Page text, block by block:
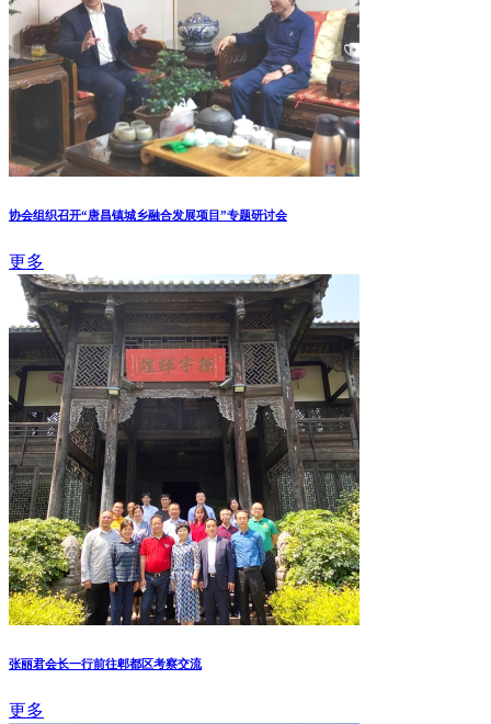
协会组织召开“唐昌镇城乡融合发展项目”专题研讨会
更多
张丽君会长一行前往郫都区考察交流
更多